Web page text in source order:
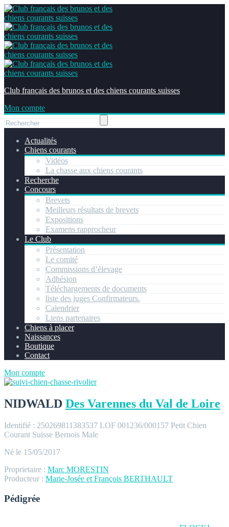
Club français des brunos et des chiens courants suisses
Mon compte
Actualités
Chiens courants
Vidéos
La chasse aux chiens courants
Recherche
Concours
Brevets
Meilleurs résultats de brevets
Expositions
Examens rapprocheur
Le Club
Présentation
Le comité
Commissions d’élevage
Adhésion
Téléchargements de documents
liste des juges Confirmateurs.
Calendrier
Liens partenaires
Chiens à placer
Naissances
Boutique
Contact
Mon compte
NIDWALD Des Varennes du Val de Loire
Identifié : 250269811383537 LOF 001236/000157 Petit Chien
Courant Suisse Bernois Male
Né le 15/05/2017
Proprietaire : Marc MORESTIN
Producteur : Marie-Josée et François BERTHAULT
Pédigrée